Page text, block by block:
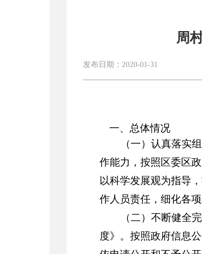
周
发布日期：2020-01-31
一、 总体情况
（一）认真落实
作能力，按照区委区
以科学发展观为指导
作人员责任，细化各
（二）不断健全
度》。按照政府信息